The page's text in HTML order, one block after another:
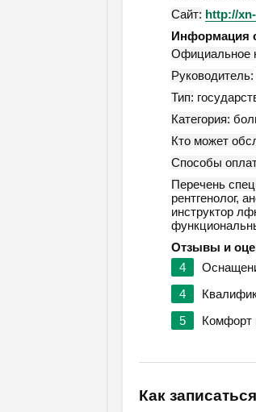
Сайт: http://
Информация
Официальное
Руководитель:
Тип:
Категория:
Кто может
Способы
Перечень
рентгенолог,
инструктор
Отзывы и
4
4
5
Комфорт
Как